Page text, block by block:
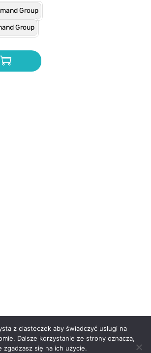
Group
Group
z ciasteczek aby świadczyć usługi na
Dalsze korzystanie ze strony oznacza,
zgadzasz się na ich użycie.